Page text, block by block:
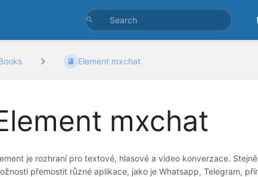
Element mxchat
mxchat
je rozhraní pro textové, hlasové a video konverzace.
přemostit různé aplikace, jako je Whatsapp, Telegram,